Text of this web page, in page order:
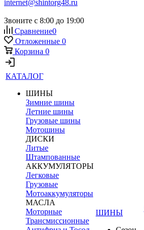
internet@shintorg48.ru
Звоните с 8:00 до 19:00
Сравнение0
Отложенные 0
Корзина 0
КАТАЛОГ
ШИНЫ
Зимние шины
Летние шины
Грузовые шины
Мотошины
ДИСКИ
Литые
Штампованные
АККУМУЛЯТОРЫ
Легковые
Грузовые
Мотоаккумуляторы
МАСЛА
Моторные
Трансмиссионные
ШИНЫ